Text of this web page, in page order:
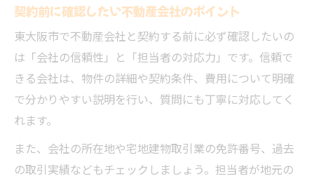
契約前に確認したい不動産会社のポイント
東大阪市で不動産会社と契約する前に必ず確認したいの
は「会社の信頼性」と「担当者の対応力」です。信頼で
きる会社は、物件の詳細や契約条件、費用について明確
で分かりやすい説明を行い、質問にも丁寧に対応してく
れます。
また、会社の所在地や宅地建物取引業の免許番号、過去
の取引実績などもチェックしましょう。担当者が地元の